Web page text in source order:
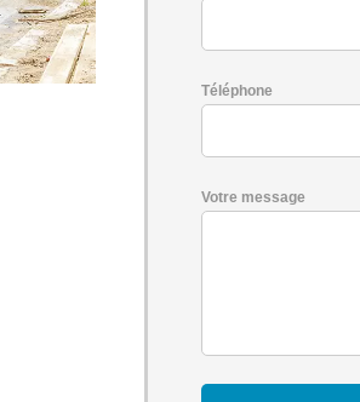
Téléphone
Votre message